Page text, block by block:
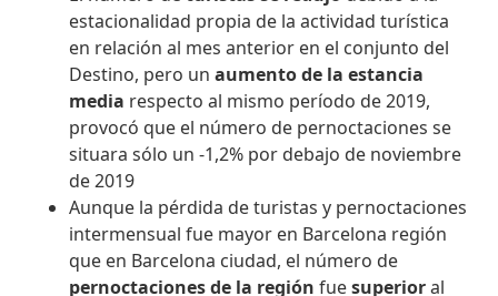
estacionalidad propia de la actividad turística
en relación al mes anterior en el conjunto del
Destino, pero unaumento de la estancia
media respecto al mismo período de 2019,
provocó que el número de pernoctaciones se
situara sólo un -1,2% por debajo de noviembre
de 2019
Aunque la pérdida de turistas y pernoctaciones
intermensual fue mayor en Barcelona región
que en Barcelona ciudad, el número de
pernoctaciones de la región fuesuperioral